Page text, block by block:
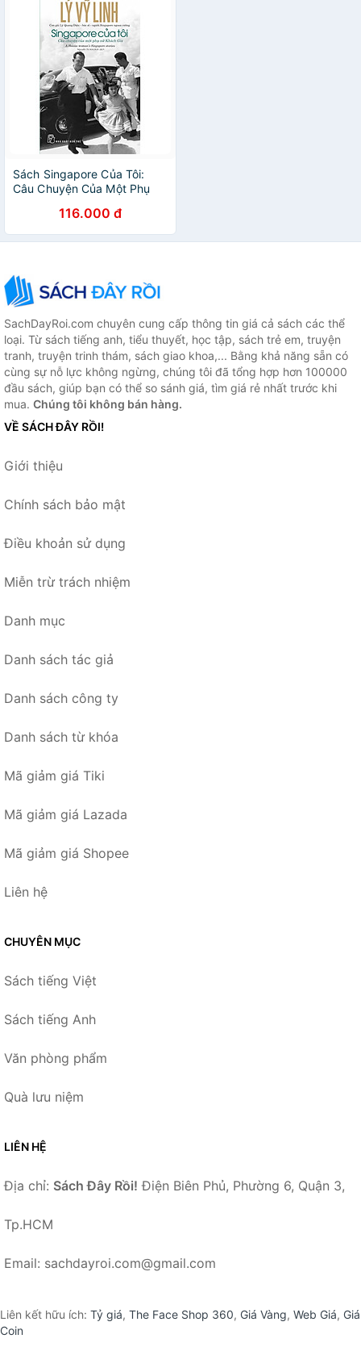
Sách Singapore Của Tôi:
Câu Chuyện Của Một Phụ
116.000 đ
SachDayRoi.com chuyên cung cấp thông tin giá cả sách các thể
loại. Từ sách tiếng anh, tiểu thuyết, học tập, sách trẻ em, truyện
tranh, truyện trinh thám, sách giao khoa,... Bằng khả năng sẵn có
cùng sự nỗ lực không ngừng, chúng tôi đã tổng hợp hơn 100000
đầu sách, giúp bạn có thể so sánh giá, tìm giá rẻ nhất trước khi
mua. Chúng tôi không bán hàng.
VỀ SÁCH ĐÂY RỒI!
Giới thiệu
Chính sách bảo mật
Điều khoản sử dụng
Miễn trừ trách nhiệm
Danh mục
Danh sách tác giả
Danh sách công ty
Danh sách từ khóa
Mã giảm giá Tiki
Mã giảm giá Lazada
Mã giảm giá Shopee
Liên hệ
CHUYÊN MỤC
Sách tiếng Việt
Sách tiếng Anh
Văn phòng phẩm
Quà lưu niệm
LIÊN HỆ
Địa chỉ: Sách Đây Rồi! Điện Biên Phủ, Phường 6, Quận 3,
Tp.HCM
Email: sachdayroi.com@gmail.com
Liên kết hữu ích: Tỷ giá, The Face Shop 360, Giá Vàng, Web Giá, Giá
Coin